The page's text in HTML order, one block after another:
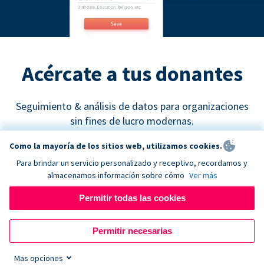
Acércate a tus donantes
Seguimiento & análisis de datos para organizaciones
sin fines de lucro modernas.
Google Analytics
Descubre cuáles son los canales de recaudación de
fondos más efectivos y empieza a tomar decisiones
Como la mayoría de los sitios web, utilizamos cookies.
Para brindar un servicio personalizado y receptivo, recordamos y
almacenamos información sobre cómo Ver más
Permitir todas las cookies
Permitir necesarias
Mas opciones